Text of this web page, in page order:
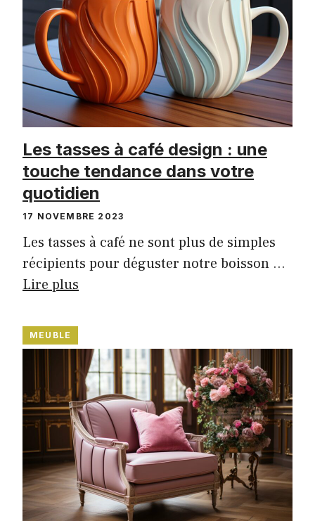
Les tasses à café design : une
touche tendance dans votre
quotidien
17 NOVEMBRE 2023
Les tasses à café ne sont plus de simples
récipients pour déguster notre boisson …
Lire plus
MEUBLE